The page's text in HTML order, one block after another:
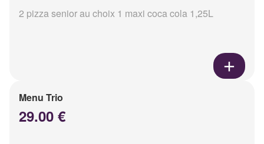
2 pizza senior au choix 1 maxi coca cola 1,25L
Menu Trio
29.00 €